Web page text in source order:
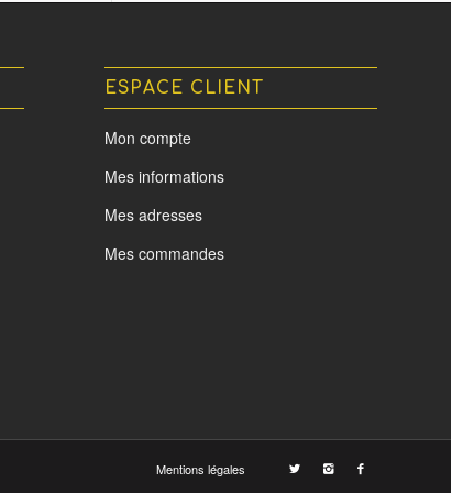
ESPACE CLIENT
Mon compte
Mes informations
Mes adresses
Mes commandes
Mentions légales